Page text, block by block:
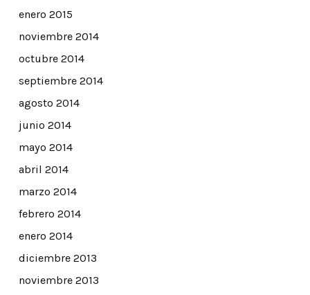
enero 2015
noviembre 2014
octubre 2014
septiembre 2014
agosto 2014
junio 2014
mayo 2014
abril 2014
marzo 2014
febrero 2014
enero 2014
diciembre 2013
noviembre 2013